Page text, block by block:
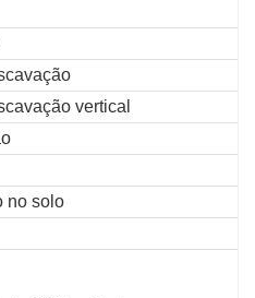
vertical
no solo